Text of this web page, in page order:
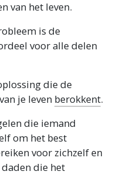
van het leven.
is de
voor alle delen
die de
je leven berokkent.
die iemand
om het best
voor zichzelf en
die het